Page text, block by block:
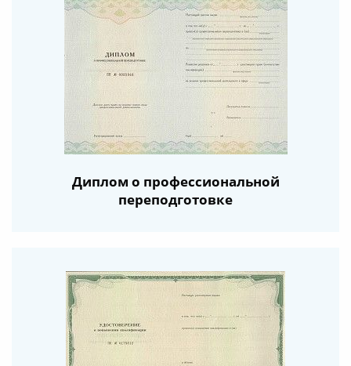
Диплом о профессиональной
переподготовке